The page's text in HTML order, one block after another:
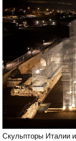
Скульпторы Италии